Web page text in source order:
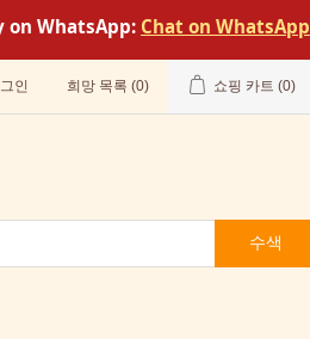
WhatsApp: Chat on WhatsApp
인 희망 목록 (0) 쇼핑 카트 (0)
수색